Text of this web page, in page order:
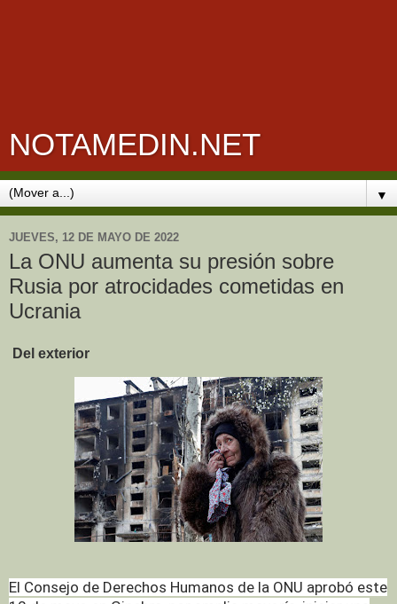
NOTAMEDIN.NET
▼
JUEVES, 12 DE MAYO DE 2022
La ONU aumenta su presión sobre
Rusia por atrocidades cometidas en
Ucrania
Del exterior
El Consejo de Derechos Humanos de la ONU aprobó este